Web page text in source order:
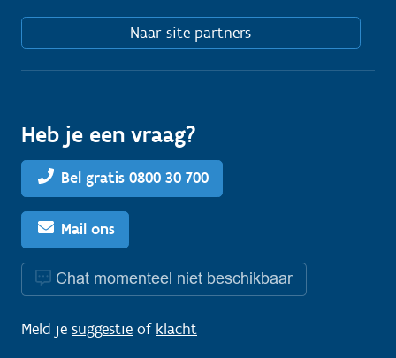
Naar site partners
Heb je een vraag?
Bel gratis 0800 30 700
Mail ons
Chat momenteel niet beschikbaar
Meld je suggestie of klacht